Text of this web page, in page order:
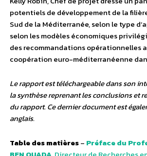
potentiels de développement de la
Sud de la Méditerranée, selon le type
selon les modèles économiques
des recommandations opérationnelles
coopération euro-méditerranéenne
Le rapport est téléchargeable dans son
la synthèse reprenant les conclusions et
du rapport. Ce dernier document est
anglais.
Table des matières– Préface du